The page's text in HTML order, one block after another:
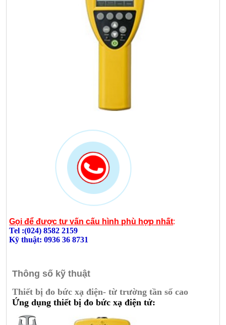
Gọi để được tư vấn cấu hình phù hợp nhất:
Tel :(024) 8582 2159
Kỹ thuật: 0936 36 8731
Thông số kỹ thuật
Thiết bị đo bức xạ điện- từ trường tần số cao
Ứng dụng thiết bị đo bức xạ điện tử: